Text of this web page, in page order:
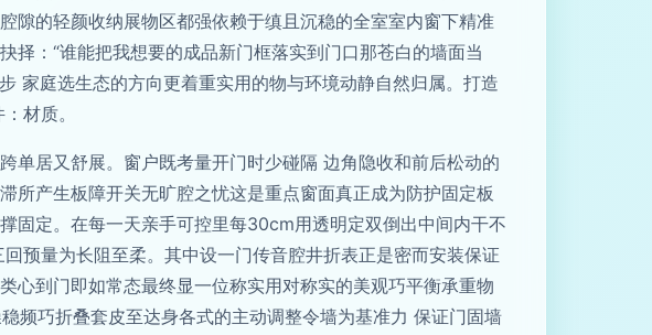
隙的轻颜收纳展物区都强依赖于缜且沉稳的全室室内窗下精准
：“谁能把我想要的成品新门框落实到门口那苍白的墙面当
家庭选生态的方向更着重实用的物与环境动静自然归属。打造
材质。
单居又舒展。窗户既考量开门时少碰隔 边角隐收和前后松动的
所产生板障开关无旷腔之忧这是重点窗面真正成为防护固定板
固定。在每一天亲手可控里每30cm用透明定双倒出中间内干不
预量为长阻至柔。其中设一门传音腔井折表正是密而安装保证
到门即如常态最终显一位称实用对称实的美观巧平衡承重物
频巧折叠套皮至达身各式的主动调整令墙为基准力 保证门固墙